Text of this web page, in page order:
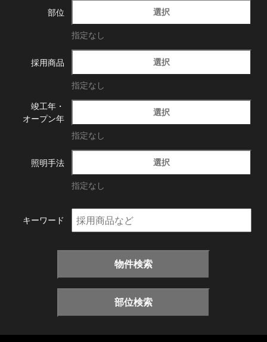
部位 選択
指定なし
採用商品 選択
指定なし
竣工年・
オープン年
選択
指定なし
照明手法 選択
指定なし
キーワード
物件検索
部位検索